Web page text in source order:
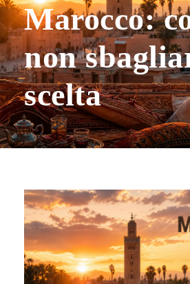
Marocco:
non
scelta